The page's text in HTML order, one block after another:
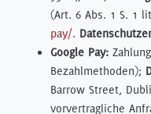
(Art. 6 Abs. 1 S. 1
pay/.
Google Pay:
Bezahlmethoden);
Barrow Street,
vorvertragliche